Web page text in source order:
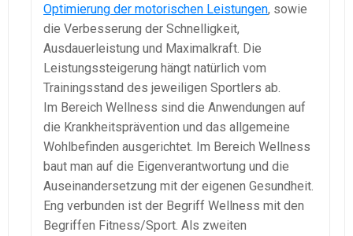
Optimierung der motorischen Leistungen, sowie
die Verbesserung der Schnelligkeit,
Ausdauerleistung und Maximalkraft. Die
Leistungssteigerung hängt natürlich vom
Trainingsstand des jeweiligen Sportlers ab.
Im Bereich Wellness sind die Anwendungen auf
die Krankheitsprävention und das allgemeine
Wohlbefinden ausgerichtet. Im Bereich Wellness
baut man auf die Eigenverantwortung und die
Auseinandersetzung mit der eigenen Gesundheit.
Eng verbunden ist der Begriff Wellness mit den
Begriffen Fitness/Sport. Als zweiten